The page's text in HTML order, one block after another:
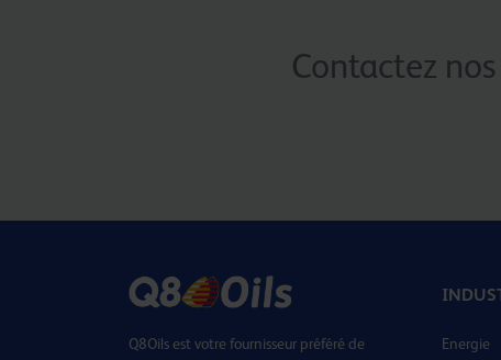
Contactez
Q8Oils est votre fournisseur préféré de Energie